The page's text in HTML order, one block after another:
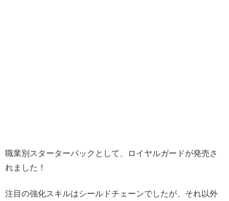
職業別スターターパックとして、ロイヤルガードが発売さ
れました！
注目の強化スキルはシールドチェーンでしたが、それ以外